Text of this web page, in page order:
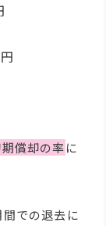
償却の率に
での退去に